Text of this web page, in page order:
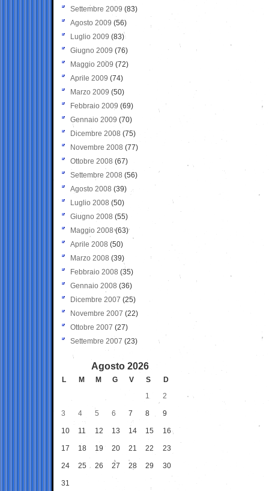
Settembre 2009 (83)
Agosto 2009 (56)
Luglio 2009 (83)
Giugno 2009 (76)
Maggio 2009 (72)
Aprile 2009 (74)
Marzo 2009 (50)
Febbraio 2009 (69)
Gennaio 2009 (70)
Dicembre 2008 (75)
Novembre 2008 (77)
Ottobre 2008 (67)
Settembre 2008 (56)
Agosto 2008 (39)
Luglio 2008 (50)
Giugno 2008 (55)
Maggio 2008(63)
Aprile 2008 (50)
Marzo 2008 (39)
Febbraio 2008 (35)
Gennaio 2008 (36)
Dicembre 2007 (25)
Novembre 2007 (22)
Ottobre 2007 (27)
Settembre 2007 (23)
Agosto 2026
L M M G V S
D
1
2
3 4 5 6 7 8 9
10 11 12 13 14 15 16
17 18 19 20 21 22 23
24 25 26 27 28 29 30
31